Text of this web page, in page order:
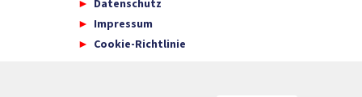
Datenschutz
Impressum
Cookie-Richtlinie